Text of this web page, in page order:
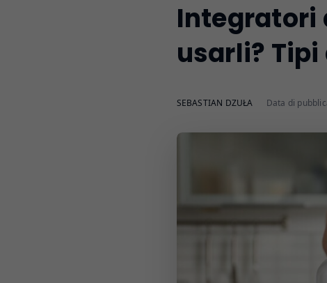
Integratori
usarli?
SEBASTIAN DZUŁA Data di